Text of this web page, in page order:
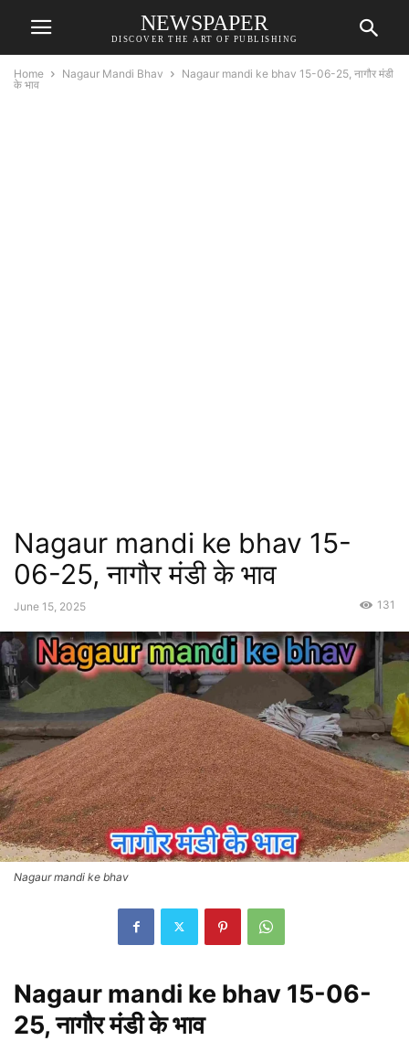
NEWSPAPER
DISCOVER THE ART OF PUBLISHING
Home Nagaur Mandi Bhav
Nagaur mandi ke bhav 15-06-25, नागौर मंडी
के भाव
Nagaur mandi ke bhav 15-
06-25, नागौर मंडी के भाव
June 15, 2025 131
Nagaur mandi ke bhav
Nagaur mandi ke bhav 15-06-
25, नागौर मंडी के भाव